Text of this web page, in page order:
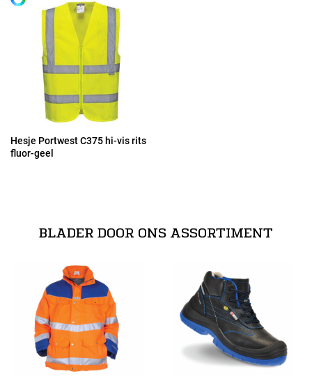
3XL
Hesje Portwest C375 hi-vis rits
fluor-geel
BLADER DOOR ONS ASSORTIMENT